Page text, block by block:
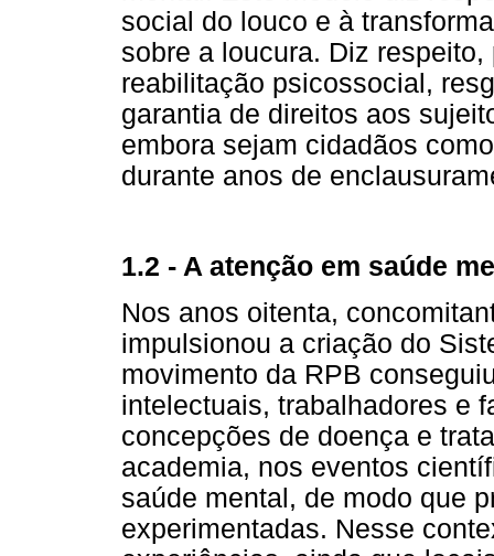
social do louco e à
sobre a loucura. Diz
reabilitação psicossocial,
garantia de direitos aos
embora sejam cidadãos
durante anos de
1.2 - A atenção em saúde
Nos anos oitenta,
impulsionou a criação do
movimento da RPB
intelectuais, trabalhadores e
concepções de doença e
academia, nos eventos
saúde mental, de modo que
experimentadas. Nesse